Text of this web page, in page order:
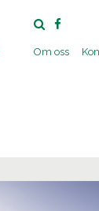
Om oss